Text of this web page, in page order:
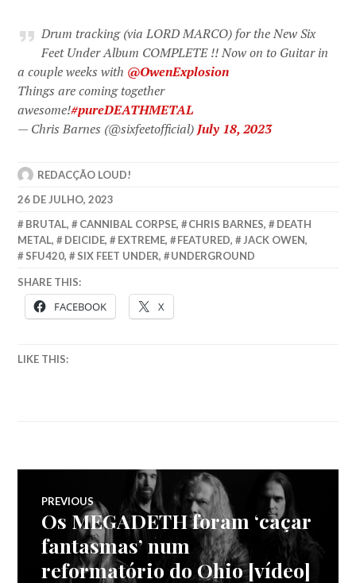
Drum tracking (via LORD MARCO) for the New Six
Feet Under Album COMPLETE !! Now on to Guitar in
a couple weeks with @OwenExplosion
Things are coming together
awesome!#pureDEATHMETAL
— Chris Barnes (@sixfeetofficial) July 18, 2023
REDACÇÃO LOUD!
26 DE JULHO, 2023
BRUTAL, CANNIBAL CORPSE, CHRIS BARNES,
DEATH
METAL, DEICIDE, EXTREME, FEATURED, JACK OWEN,
SFU420, SIX FEET UNDER, UNDERGROUND
SHARE THIS:
FACEBOOK X
LIKE THIS:
Navegação
de
PREVIOUS
Previous
post:
Os MEGADETH foram ‘caçar
fantasmas’ num
reformatório do Ohio [vídeo]